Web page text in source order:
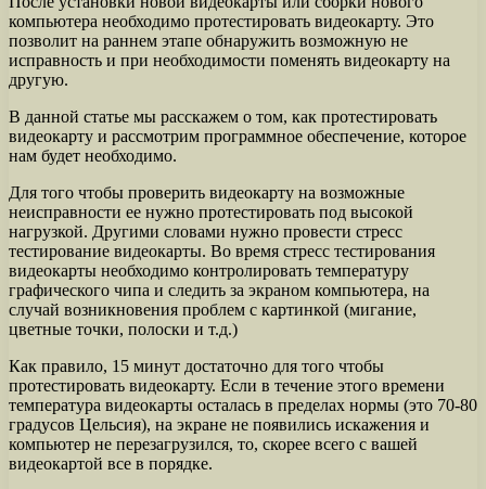
компьютера необходимо протестировать видеокарту. Это
позволит на раннем этапе обнаружить возможную не
исправность и при необходимости поменять видеокарту на
другую.
В данной статье мы расскажем о том, как протестировать
видеокарту и рассмотрим программное обеспечение, которое
нам будет необходимо.
Для того чтобы проверить видеокарту на возможные
неисправности ее нужно протестировать под высокой
нагрузкой. Другими словами нужно провести стресс
тестирование видеокарты. Во время стресс тестирования
видеокарты необходимо контролировать температуру
графического чипа и следить за экраном компьютера, на
случай возникновения проблем с картинкой (мигание,
цветные точки, полоски и т.д.)
Как правило, 15 минут достаточно для того чтобы
протестировать видеокарту. Если в течение этого времени
температура видеокарты осталась в пределах нормы (это 70-80
градусов Цельсия), на экране не появились искажения и
компьютер не перезагрузился, то, скорее всего с вашей
видеокартой все в порядке.